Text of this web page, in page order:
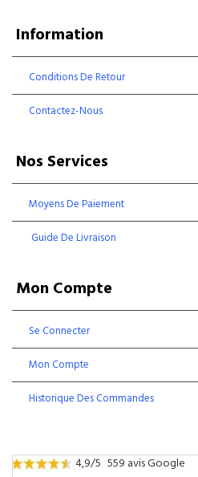
Information
Conditions De Retour
Contactez-Nous
Nos Services
Moyens De Paiement
Guide De Livraison
Mon Compte
Se Connecter
Mon Compte
Historique Des Commandes
4,9/5 559 avis Google